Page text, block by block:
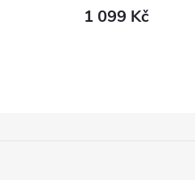
1 099 Kč